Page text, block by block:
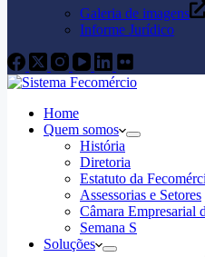
Galeria de imagens
Informe Jurídico
Home
Quem somos
História
Diretoria
Estatuto da
Assessorias e Setores
Câmara Empresarial
Semana S
Soluções